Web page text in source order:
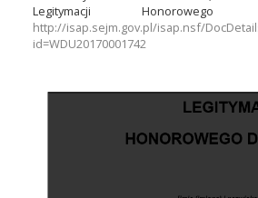
Legitymacji
http://isap.sejm.gov.pl/isap.nsf/
id=WDU20170001742